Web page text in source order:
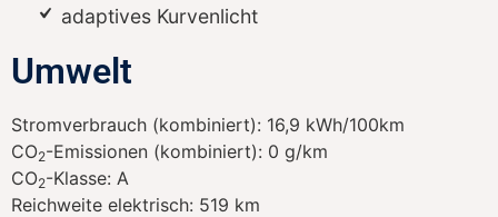
adaptives Kurvenlicht
Umwelt
Stromverbrauch (kombiniert): 16,9 kWh/100km
CO2-Emissionen (kombiniert): 0 g/km
CO2-Klasse: A
Reichweite elektrisch: 519 km